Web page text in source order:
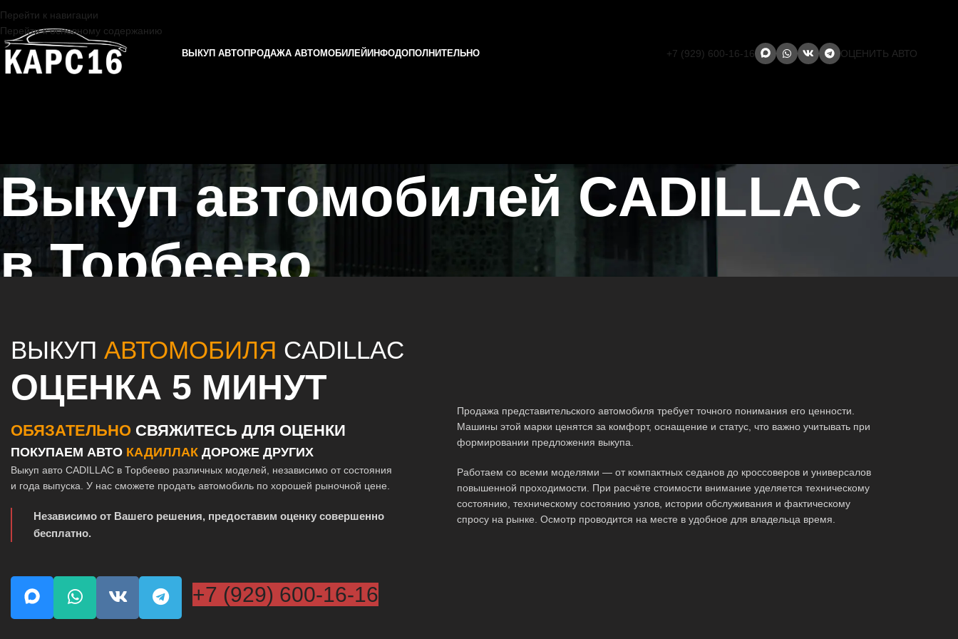
Перейти к навигации
Перейти к основному содержанию
ВЫКУП АВТОПРОДАЖА АВТОМОБИЛЕЙ ИНФОДОПОЛНИТЕЛЬНО +7 (929) 600-16-16 ОЦЕНИТЬ АВТО
Выкуп автомобилей CADILLAC
в Торбеево
ВЫКУП АВТОМОБИЛЯ CADILLAC
ОЦЕНКА 5 МИНУТ
ОБЯЗАТЕЛЬНО СВЯЖИТЕСЬ ДЛЯ ОЦЕНКИ
ПОКУПАЕМ АВТО КАДИЛЛАК ДОРОЖЕ ДРУГИХ
Выкуп авто CADILLAC в Торбеево различных моделей, независимо от состояния
и года выпуска. У нас сможете продать автомобиль по хорошей рыночной цене.
Независимо от Вашего решения, предоставим оценку совершенно
бесплатно.
+7 (929) 600-16-16
Продажа представительского автомобиля требует точного понимания его ценности.
Машины этой марки ценятся за комфорт, оснащение и статус, что важно учитывать при
формировании предложения выкупа.
Работаем со всеми моделями — от компактных седанов до кроссоверов и универсалов
повышенной проходимости. При расчёте стоимости внимание уделяется техническому
состоянию, техническому состоянию узлов, истории обслуживания и фактическому
спросу на рынке. Осмотр проводится на месте в удобное для владельца время.